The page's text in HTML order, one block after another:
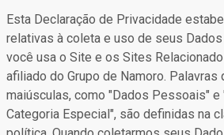
Esta Declaração de Privacidade
relativas à coleta e uso de seus
você usa o Site e os Sites
afiliado do Grupo de Namoro. Palavras
maiúsculas, como "Dados Pessoais"
Categoria Especial", são definidas na